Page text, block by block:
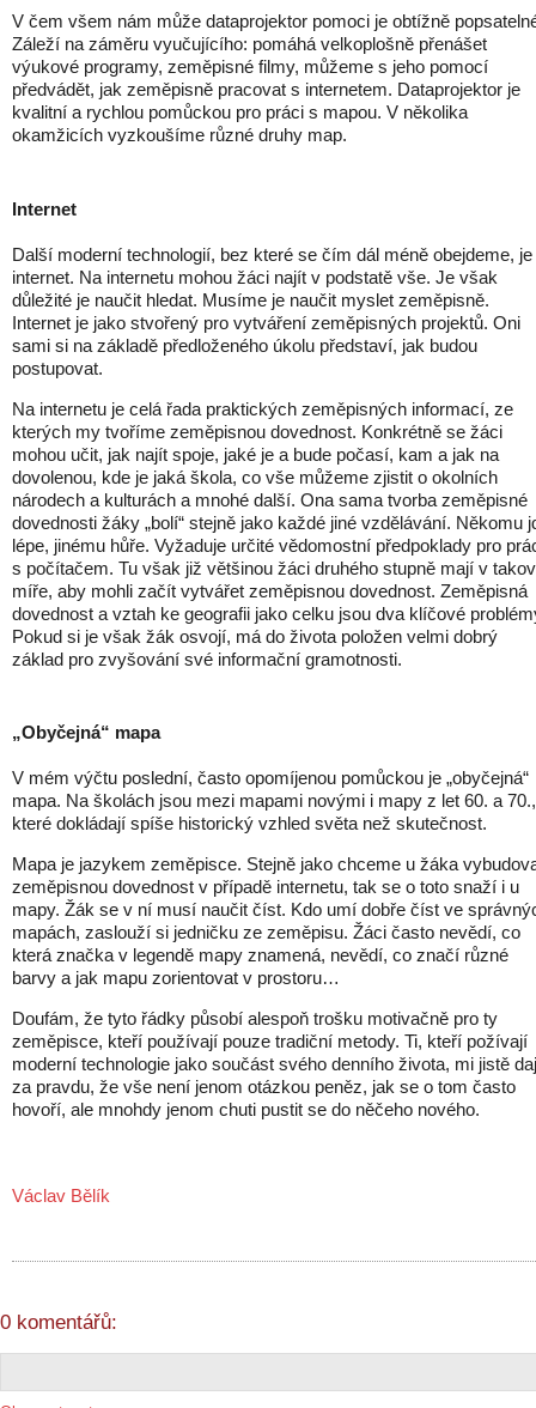
V čem všem nám může dataprojektor pomoci je obtížně
Záleží na záměru vyučujícího: pomáhá velkoplošně přenášet
výukové programy, zeměpisné filmy, můžeme s jeho pomocí
předvádět, jak zeměpisně pracovat s internetem. Dataprojektor je
kvalitní a rychlou pomůckou pro práci s mapou. V několika
okamžicích vyzkoušíme různé druhy map.
Internet
Další moderní technologií, bez které se čím dál méně obejdeme, je
internet. Na internetu mohou žáci najít v podstatě vše. Je však
důležité je naučit hledat. Musíme je naučit myslet zeměpisně.
Internet je jako stvořený pro vytváření zeměpisných projektů. Oni
sami si na základě předloženého úkolu představí, jak budou
postupovat.
Na internetu je celá řada praktických zeměpisných informací, ze
kterých my tvoříme zeměpisnou dovednost. Konkrétně se žáci
mohou učit, jak najít spoje, jaké je a bude počasí, kam a jak na
dovolenou, kde je jaká škola, co vše můžeme zjistit o okolních
národech a kulturách a mnohé další. Ona sama tvorba zeměpisné
dovednosti žáky „bolí“ stejně jako každé jiné vzdělávání. Někomu
lépe, jinému hůře. Vyžaduje určité vědomostní předpoklady pro
s počítačem. Tu však již většinou žáci druhého stupně mají v
míře, aby mohli začít vytvářet zeměpisnou dovednost. Zeměpisná
dovednost a vztah ke geografii jako celku jsou dva klíčové
Pokud si je však žák osvojí, má do života položen velmi dobrý
základ pro zvyšování své informační gramotnosti.
„Obyčejná“ mapa
V mém výčtu poslední, často opomíjenou pomůckou je „obyčejná“
mapa. Na školách jsou mezi mapami novými i mapy z let 60. a 70.,
které dokládají spíše historický vzhled světa než skutečnost.
Mapa je jazykem zeměpisce. Stejně jako chceme u žáka
zeměpisnou dovednost v případě internetu, tak se o toto snaží i u
mapy. Žák se v ní musí naučit číst. Kdo umí dobře číst ve
mapách, zaslouží si jedničku ze zeměpisu. Žáci často nevědí, co
která značka v legendě mapy znamená, nevědí, co značí různé
barvy a jak mapu zorientovat v prostoru…
Doufám, že tyto řádky působí alespoň trošku motivačně pro ty
zeměpisce, kteří používají pouze tradiční metody. Ti, kteří požívají
moderní technologie jako součást svého denního života, mi jistě
za pravdu, že vše není jenom otázkou peněz, jak se o tom často
hovoří, ale mnohdy jenom chuti pustit se do něčeho nového.
Václav Bělík
0 komentářů: